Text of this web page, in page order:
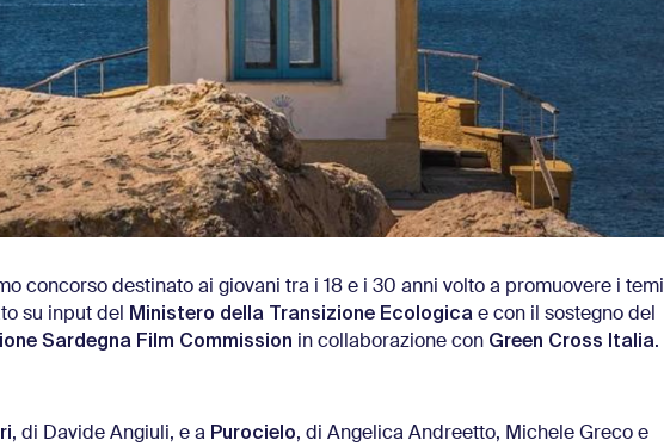
concorso destinato ai giovani tra i 18 e i 30 anni volto a promuovere i temi
su input del Ministero della Transizione Ecologica e con il sostegno del
Sardegna Film Commission in collaborazione con Green Cross Italia.
, di Davide Angiuli, e a Purocielo, di Angelica Andreetto, Michele Greco e